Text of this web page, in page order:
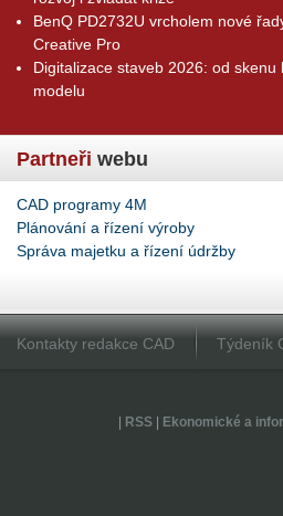
BenQ PD2732U vrcholem nové
Creative Pro
Digitalizace staveb 2026: od skenu
modelu
Partneři webu
CAD programy 4M
Plánování a řízení výroby
Správa majetku a řízení údržby
Kontakty redakce CAD Týdeník
RSS| Ekonomické a